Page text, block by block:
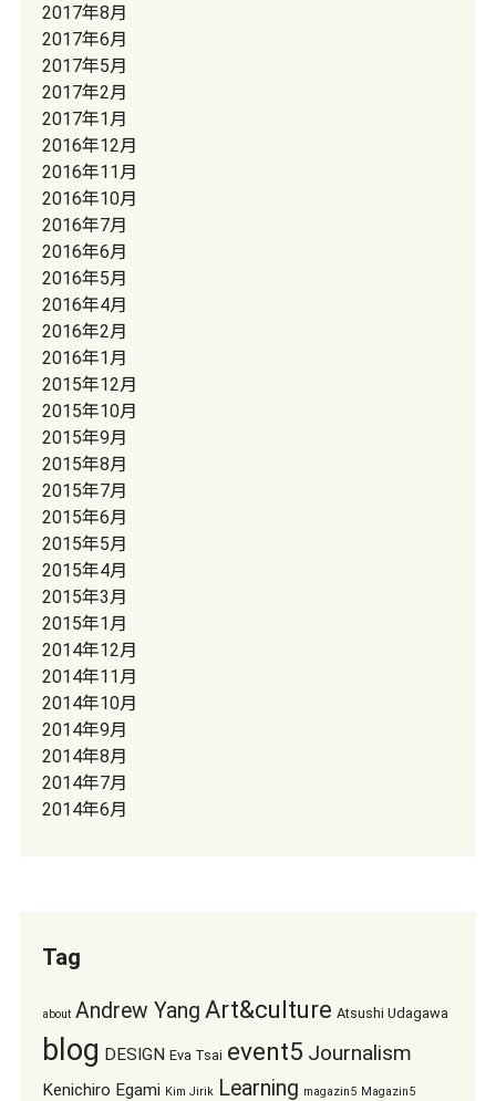
2017年8月
2017年6月
2017年5月
2017年2月
2017年1月
2016年12月
2016年11月
2016年10月
2016年7月
2016年6月
2016年5月
2016年4月
2016年2月
2016年1月
2015年12月
2015年10月
2015年9月
2015年8月
2015年7月
2015年6月
2015年5月
2015年4月
2015年3月
2015年1月
2014年12月
2014年11月
2014年10月
2014年9月
2014年8月
2014年7月
2014年6月
Tag
about Andrew Yang Art&culture Atsushi Udagawa
blog DESIGN Eva Tsai event5 Journalism
Kenichiro Egami Kim Jirik Learning magazin5 Magazin5